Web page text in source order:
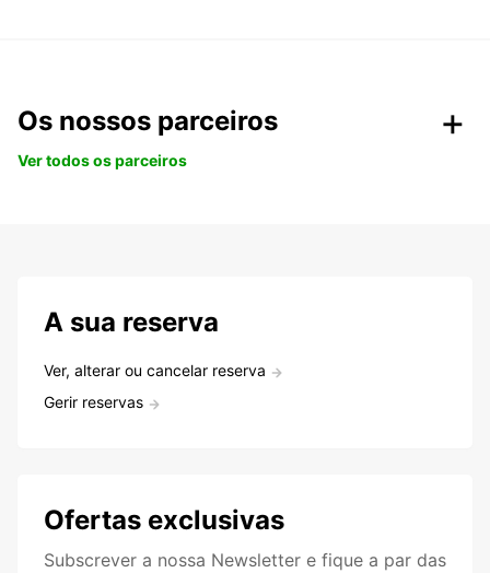
Os nossos parceiros
Ver todos os parceiros
A sua reserva
Ver, alterar ou cancelar reserva
Gerir reservas
Ofertas exclusivas
Subscrever a nossa Newsletter e fique a par das